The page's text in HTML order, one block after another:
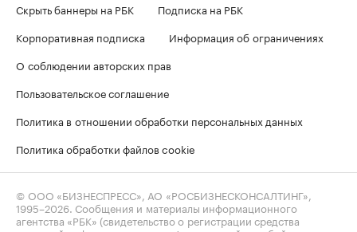
Скрыть баннеры на РБК
Подписка на РБК
Корпоративная подписка
Информация об ограничениях
О соблюдении авторских прав
Пользовательское соглашение
Политика в отношении обработки персональных данных
Политика обработки файлов cookie
© ООО «БИЗНЕСПРЕСС», АО «РОСБИЗНЕСКОНСАЛТИНГ»,
1995–2026. Сообщения и материалы информационного
агентства «РБК» (свидетельство о регистрации средства